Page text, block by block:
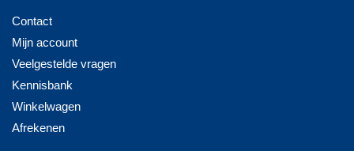
Contact
Mijn account
Veelgestelde vragen
Kennisbank
Winkelwagen
Afrekenen